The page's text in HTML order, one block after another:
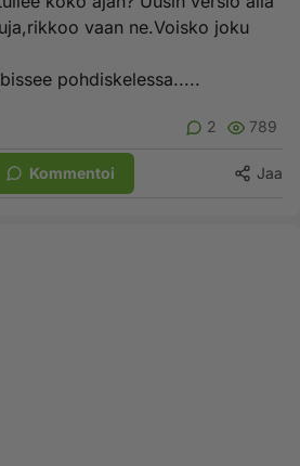
vaan ne.Voisko joku
pohdiskelessa.....
2 789
Kommentoi Jaa